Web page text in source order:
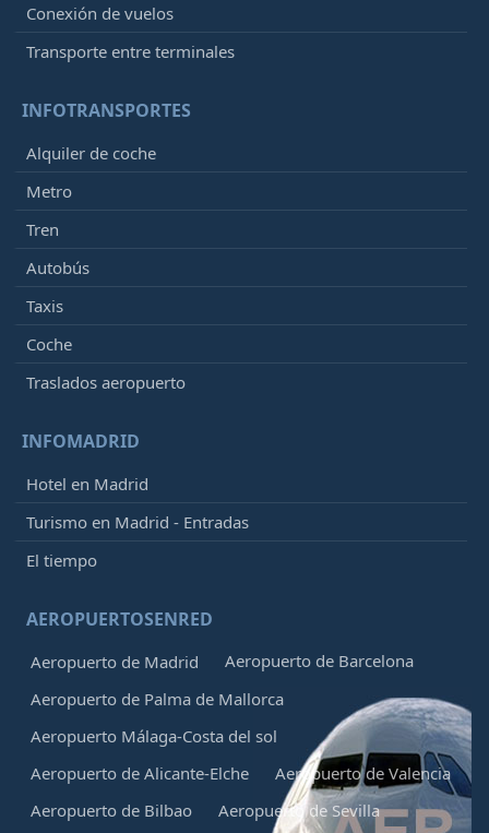
Conexión de vuelos
Transporte entre terminales
INFOTRANSPORTES
Alquiler de coche
Metro
Tren
Autobús
Taxis
Coche
Traslados aeropuerto
INFOMADRID
Hotel en Madrid
Turismo en Madrid - Entradas
El tiempo
AEROPUERTOSENRED
Aeropuerto de Madrid
Aeropuerto de Barcelona
Aeropuerto de Palma de Mallorca
Aeropuerto Málaga-Costa del sol
Aeropuerto de Alicante-Elche
Aeropuerto de Valencia
Aeropuerto de Bilbao
Aeropuerto de Sevilla